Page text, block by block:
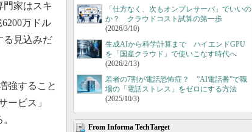
家はスキ
万ドル
る見込みだ
強すること
ービス」
「仕方なく、次もオンプレサーバ」でいいの
か？ クラウドコスト試算の第一歩
(2026/3/10)
生成AIから科学計算まで ハイエンドGPU
を「国産クラウド」で使いこなす時代へ
(2026/2/13)
若者の7割が電話恐怖症？ ”AI電話番”で職
場の「電話ストレス」をゼロにする方法
(2025/10/3)
From Informa TechTarget